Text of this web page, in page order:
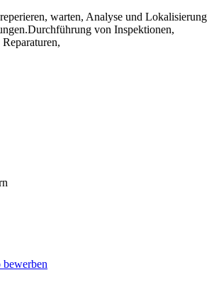
warten, Analyse und Lokalisierung
von Inspektionen,
bewerben